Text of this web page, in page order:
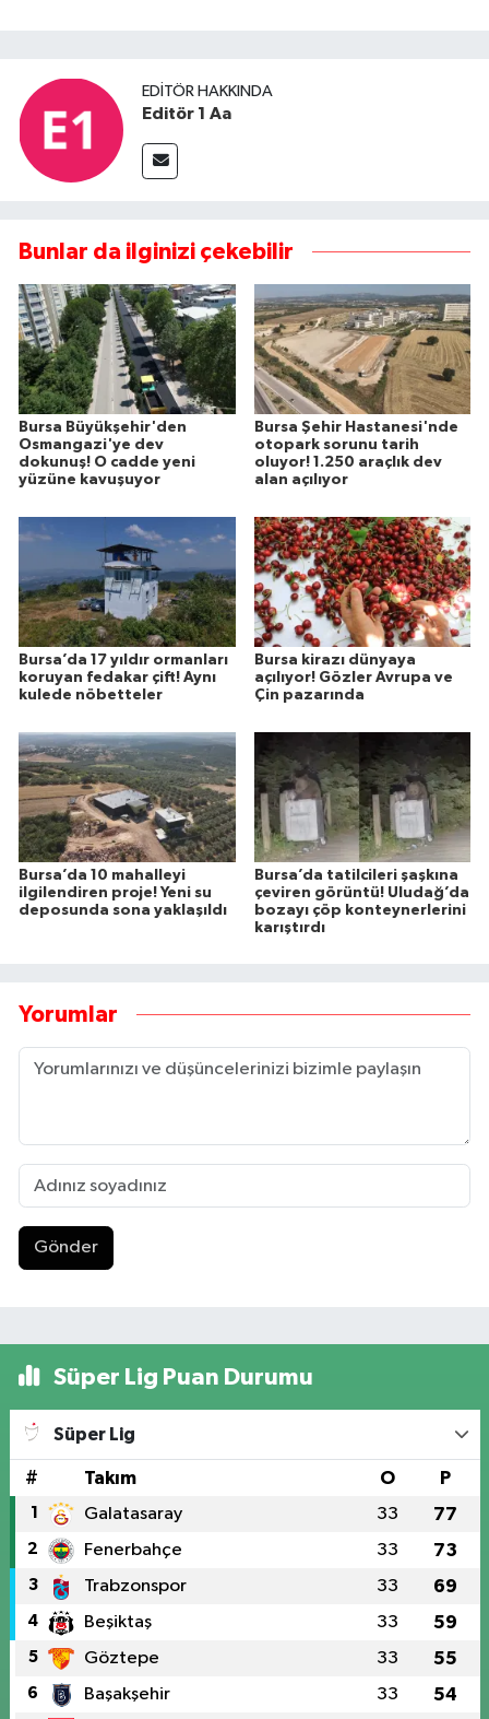
EDITÖR HAKKINDA
Editör 1 Aa
Bunlar da ilginizi çekebilir
Bursa Büyükşehir'den
Osmangazi'ye dev
dokunuş! O cadde yeni
yüzüne kavuşuyor
Bursa Şehir Hastanesi'nde
otopark sorunu tarih
oluyor! 1.250 araçlık dev
alan açılıyor
Bursa’da 17 yıldır ormanları
koruyan fedakar çift! Aynı
kulede nöbetteler
Bursa kirazı dünyaya
açılıyor! Gözler Avrupa ve
Çin pazarında
Bursa’da 10 mahalleyi
ilgilendiren proje! Yeni su
deposunda sona yaklaşıldı
Bursa’da tatilcileri şaşkına
çeviren görüntü! Uludağ’da
bozayı çöp konteynerlerini
karıştırdı
Yorumlar
Gönder
Süper Lig Puan Durumu
Süper Lig
# Takım O P
1 Galatasaray 33 77
2 Fenerbahçe 33 73
3 Trabzonspor 33 69
4 Beşiktaş 33 59
5 Göztepe 33 55
6 Başakşehir 33 54